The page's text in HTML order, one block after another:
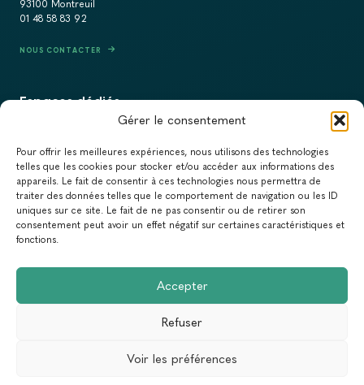
Gérer le consentement
Pour offrir les meilleures expériences, nous utilisons des technologies
telles que les cookies pour stocker et/ou accéder aux informations des
appareils. Le fait de consentir à ces technologies nous permettra de
traiter des données telles que le comportement de navigation ou les ID
uniques sur ce site. Le fait de ne pas consentir ou de retirer son
consentement peut avoir un effet négatif sur certaines caractéristiques et
fonctions.
Accepter
Refuser
Voir les préférences
93100 Montreuil
01 48 58 83 92
NOUS CONTACTER
Espaces dédiés
RECRUTEMENT
ACTUALITÉS
NEWSLETTER
Newsletter
Abonnez-vous à la newsletter du Réseau Action Climat.